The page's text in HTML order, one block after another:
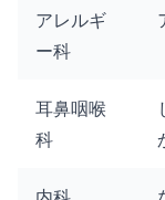
アレルギ
ー科
耳鼻咽喉
科